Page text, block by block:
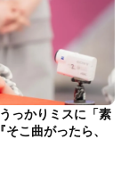
っかりミスに「素
こ曲がったら、